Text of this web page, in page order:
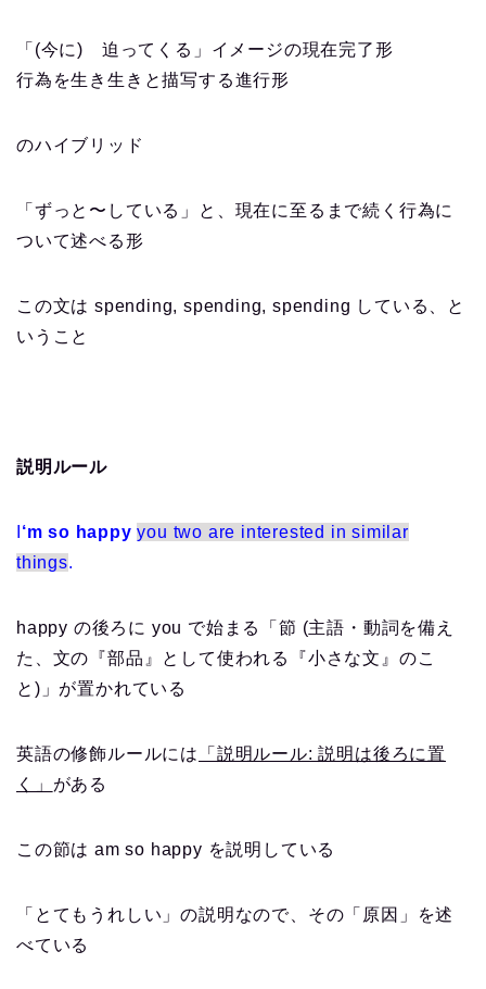
「(今に) 迫ってくる」イメージの現在完了形
行為を生き生きと描写する進行形
のハイブリッド
「ずっと〜している」と、現在に至るまで続く行為に
ついて述べる形
この文は spending, spending, spending している、と
いうこと
説明ルール
‘m so happy you two are interested in similar
things.
happy の後ろに you で始まる「節 (主語・動詞を備え
た、文の『部品』として使われる『小さな文』のこ
と)」が置かれている
英語の修飾ルールには
「説明ルール: 説明は後ろに置
く」 がある
この節は am so happy を説明している
「とてもうれしい」の説明なので、その「原因」を述
べている